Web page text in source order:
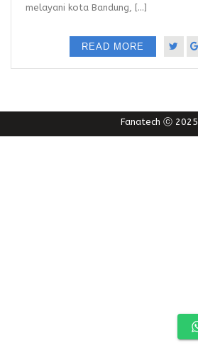
melayani kota Bandung, [...]
READ MORE
Fanatech ⓒ 2025